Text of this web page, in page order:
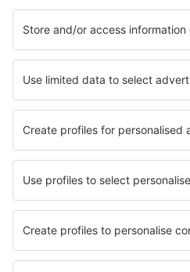
Unterkunft in Kamperland
Unterkunft in Egmond aan Zee
Unterkunft in Wijk bij Duurstede
Die besten Unterkünfte - Städte
Unterkunft in Saint-Marcel-lès-